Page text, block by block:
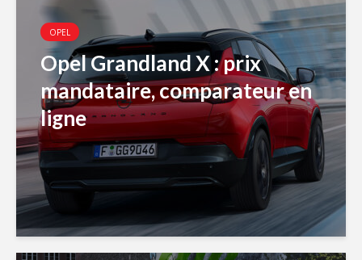
OPEL
Opel Grandland X : prix
mandataire, comparateur en
ligne